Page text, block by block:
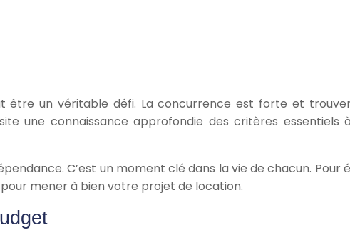
être un véritable défi. La concurrence est forte et
une connaissance approfondie des critères
C’est un moment clé dans la vie de chacun. Pour
mener à bien votre projet de location.